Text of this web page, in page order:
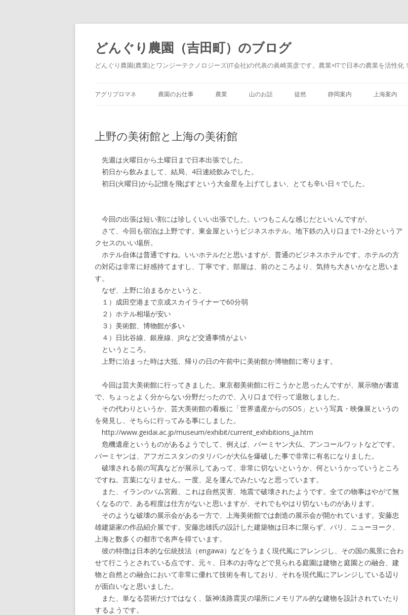
どんぐり農園（吉田町）のブログ
どんぐり農園(農業)とワンジーテクノロジーズ(IT会社)の代表の眞崎英彦です。農業×ITで日本の農業を活性化！
アグリプロマネ 農園のお仕事 農業 山のお話 徒然 静岡案内 上海案内
上野の美術館と上海の美術館
先週は火曜日から土曜日まで日本出張でした。
初日から飲みまして、結局、4日連続飲みでした。
初日(火曜日)から記憶を飛ばすという大金星を上げてしまい、とても辛い日々でした。
今回の出張は短い割には珍しくいい出張でした。いつもこんな感じだといいんですが。
さて、今回も宿泊は上野です。東金屋というビジネスホテル。地下鉄の入り口まで1-2分というア
クセスのいい場所。
ホテル自体は普通ですね。いいホテルだと思いますが、普通のビジネスホテルです。ホテルの方
の対応は非常に好感持てますし、丁寧です。部屋は、前のところより、気持ち大きいかなと思いま
す。
なぜ、上野に泊まるかというと、
１）成田空港まで京成スカイライナーで60分弱
２）ホテル相場が安い
３）美術館、博物館が多い
４）日比谷線、銀座線、JRなど交通事情がよい
というところ。
上野に泊まった時は大抵、帰りの日の午前中に美術館か博物館に寄ります。
今回は芸大美術館に行ってきました。東京都美術館に行こうかと思ったんですが、展示物が書道
で、ちょっとよく分からない分野だったので、入り口まで行って退散しました。
その代わりというか、芸大美術館の看板に「世界遺産からのSOS」という写真・映像展というの
を発見し、そちらに行ってみる事にしました。
http://www.geidai.ac.jp/museum/exhibit/current_exhibitions_ja.htm
危機遺産というものがあるようでして、例えば、バーミヤン大仏、アンコールワットなどです。
バーミヤンは、アフガニスタンのタリバンが大仏を爆破した事で非常に有名になりました。
破壊される前の写真などが展示してあって、非常に切ないというか、何というかっていうところ
ですね。言葉になりません。一度、足を運んでみたいなと思っています。
また、イランのバム宮殿、これは自然災害、地震で破壊されたようです。全ての物事はやがて無
くなるので、ある程度は仕方がないと思いますが、それでもやはり切ないものがあります。
そのような破壊の展示会がある一方で、上海美術館では創造の展示会が開かれています。安藤忠
雄建築家の作品紹介展です。安藤忠雄氏の設計した建築物は日本に限らず、パリ、ニューヨーク、
上海と数多くの都市で名声を得ています。
彼の特徴は日本的な伝統技法（engawa）などをうまく現代風にアレンジし、その国の風景に合わ
せて行こうとされている点です。元々、日本のお寺などで見られる庭園は建物と庭園との融合、建
物と自然との融合において非常に優れて技術を有しており、それを現代風にアレンジしている辺り
が面白いなと思いました。
また、単なる芸術だけではなく、阪神淡路震災の場所にメモリアル的な建物を設計されていたり
するようです。